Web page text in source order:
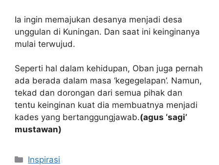
Ia ingin memajukan desanya menjadi desa
unggulan di Kuningan. Dan saat ini keinginanya
mulai terwujud.
Seperti hal dalam kehidupan, Oban juga pernah
ada berada dalam masa ‘kegegelapan’. Namun,
tekad dan dorongan dari semua pihak dan
tentu keinginan kuat dia membuatnya menjadi
kades yang bertanggungjawab.(agus ‘sagi’
mustawan)
Kategori
Inspirasi